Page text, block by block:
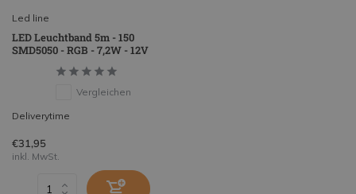
Led line
LED Leuchtband 5m - 150
SMD5050 - RGB - 7,2W - 12V
Vergleichen
Deliverytime
€31,95
inkl. MwSt.